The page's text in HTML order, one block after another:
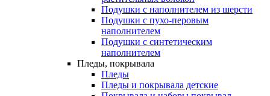
Подушки с наполнителем из шерсти
Подушки с пухо-перовым
наполнителем
Подушки с синтетическим
наполнителем
Пледы, покрывала
Пледы
Пледы и покрывала детские